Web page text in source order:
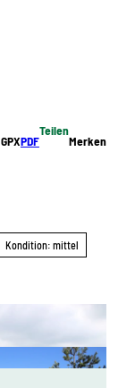
GPXPDF
Teilen
Merken
Kondition: mittel